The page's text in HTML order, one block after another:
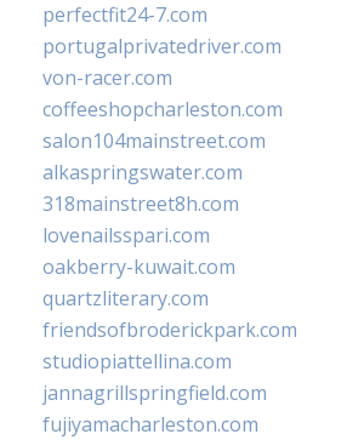
perfectfit24-7.com
portugalprivatedriver.com
von-racer.com
coffeeshopcharleston.com
salon104mainstreet.com
alkaspringswater.com
318mainstreet8h.com
lovenailsspari.com
oakberry-kuwait.com
quartzliterary.com
friendsofbroderickpark.com
studiopiattellina.com
jannagrillspringfield.com
fujiyamacharleston.com